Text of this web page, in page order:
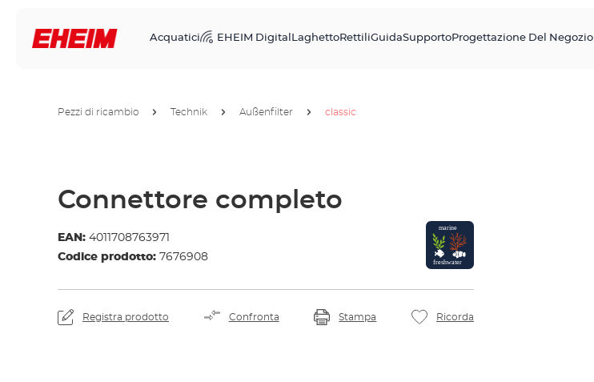
Acquatici EHEIM Digital LaghettoRettiliGuidaSupportoProgettazione Del Negozio
Pezzi di ricambio Technik Außenfilter classic
Connettore completo
EAN: 4011708763971
Codice prodotto: 7676908
Registra prodotto Confronta Stampa Ricorda